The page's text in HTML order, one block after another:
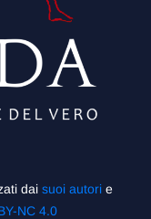
dai suoi autori e
NC 4.0